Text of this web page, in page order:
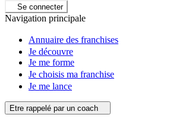
Se connecter
Navigation principale
Annuaire des franchises
Je découvre
Je me forme
Je choisis ma franchise
Je me lance
Etre rappelé par un coach